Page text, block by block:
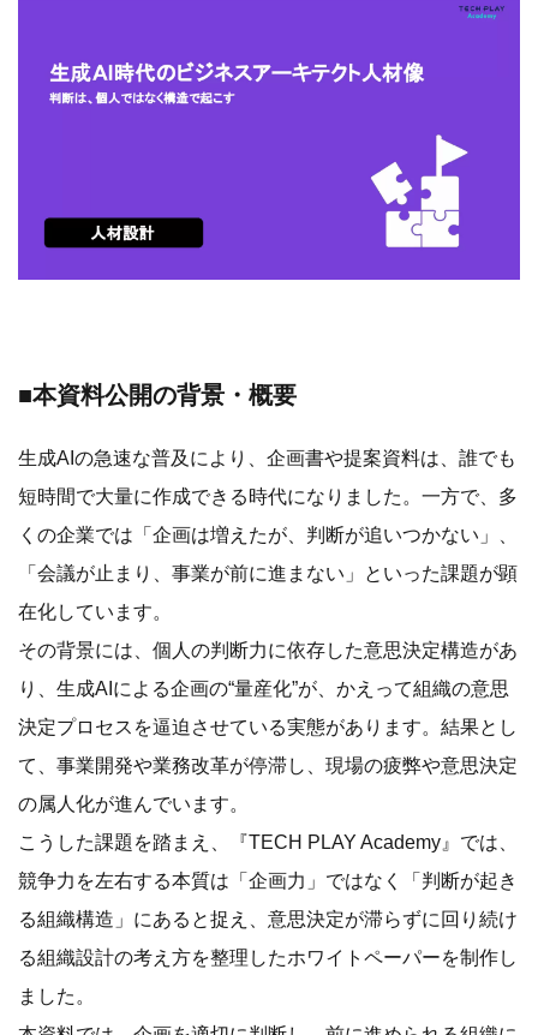
■本資料公開の背景・概要
生成AIの急速な普及により、企画書や提案資料は、誰でも
短時間で大量に作成できる時代になりました。一方で、多
くの企業では「企画は増えたが、判断が追いつかない」、
「会議が止まり、事業が前に進まない」といった課題が顕
在化しています。
その背景には、個人の判断力に依存した意思決定構造があ
り、生成AIによる企画の“量産化”が、かえって組織の意思
決定プロセスを逼迫させている実態があります。結果とし
て、事業開発や業務改革が停滞し、現場の疲弊や意思決定
の属人化が進んでいます。
こうした課題を踏まえ、『TECH PLAY Academy』では、
競争力を左右する本質は「企画力」ではなく「判断が起き
る組織構造」にあると捉え、意思決定が滞らずに回り続け
る組織設計の考え方を整理したホワイトペーパーを制作し
ました。